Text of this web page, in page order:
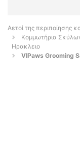
Αετοί της περιποίησης
Κομμωτήρια
Ηρακλειο
VIPaws Grooming